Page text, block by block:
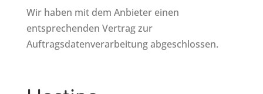
Wir haben mit dem Anbieter einen
entsprechenden Vertrag zur
Auftragsdatenverarbeitung abgeschlossen.